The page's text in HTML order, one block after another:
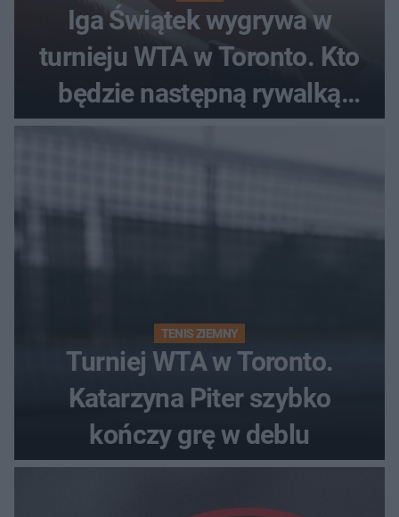
Iga Świątek wygrywa w
turnieju WTA w Toronto. Kto
będzie następną rywalką
Polki?
TENIS ZIEMNY
Turniej WTA w Toronto.
Katarzyna Piter szybko
kończy grę w deblu